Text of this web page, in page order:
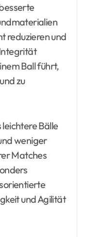
reduzieren und
Ball führt,
zu
Bälle
weniger
Matches
und Agilität